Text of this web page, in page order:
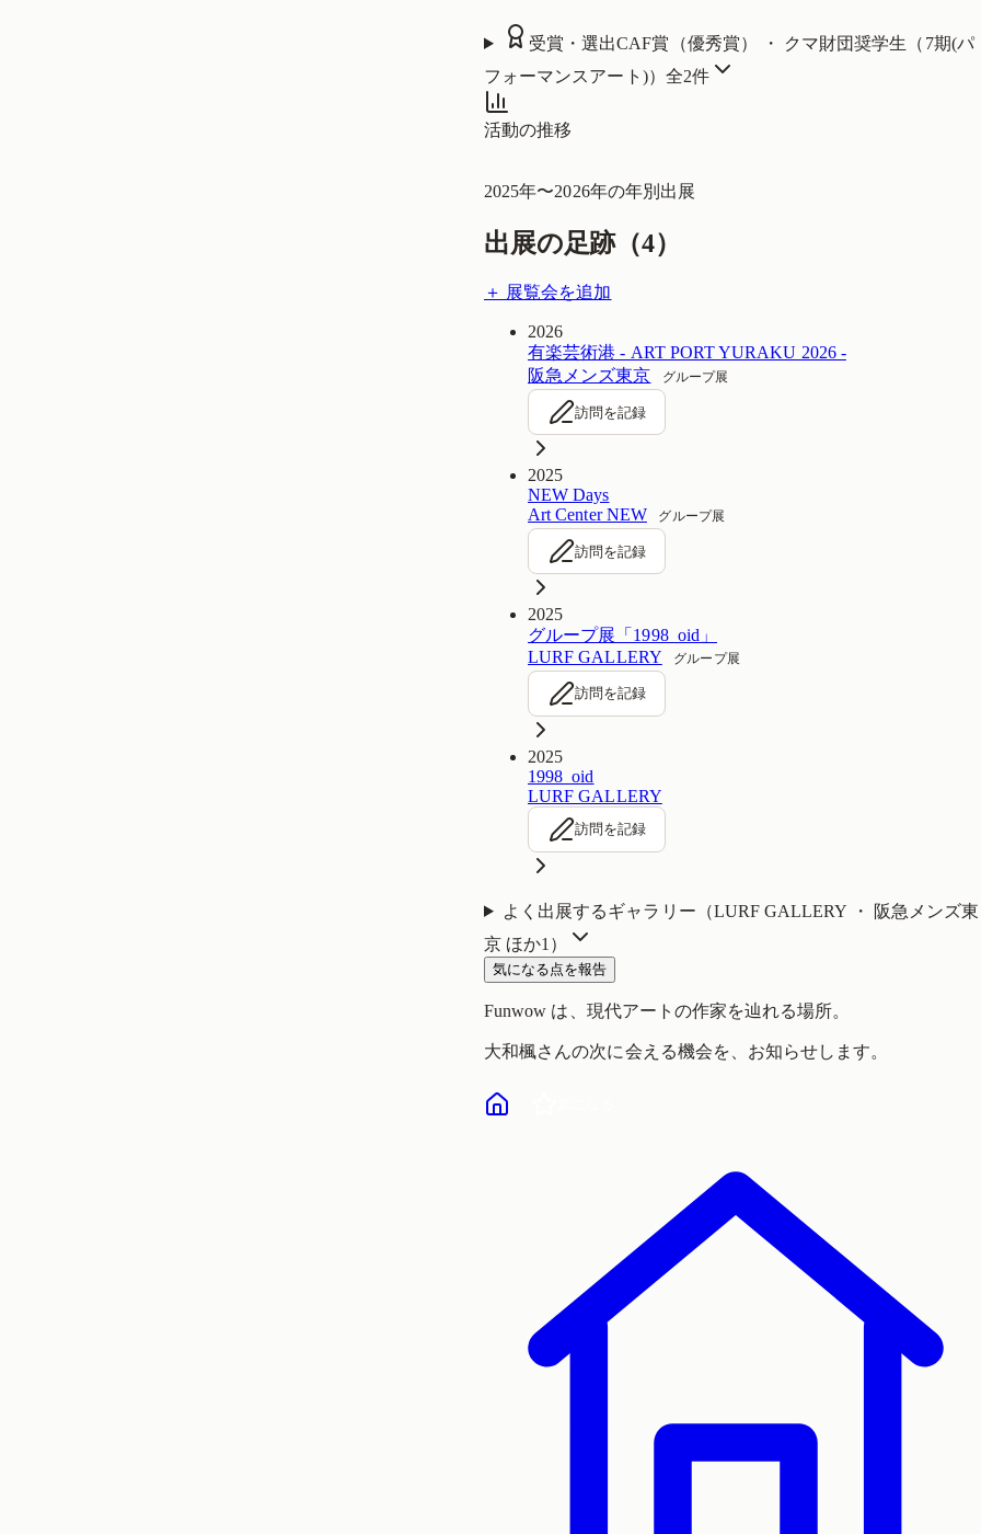
受賞・選出CAF賞（優秀賞） ・ クマ財団奨学生（7期(パ
フォーマンスアート)） 全2件
活動の推移
2025年〜2026年の年別出展
出展の足跡（4）
＋ 展覧会を追加
2026
有楽芸術港 - ART PORT YURAKU 2026 -
阪急メンズ東京
グループ展
訪問を記録
2025
NEW Days
Art Center NEW
グループ展
訪問を記録
2025
グループ展「1998_oid」
LURF GALLERY
グループ展
訪問を記録
2025
1998_oid
LURF GALLERY
訪問を記録
よく出展するギャラリー（LURF GALLERY ・ 阪急メンズ東
京 ほか1 ）
気になる点を報告
Funwow は、現代アートの作家を辿れる場所。
大和楓さんの次に会える機会を、お知らせします。